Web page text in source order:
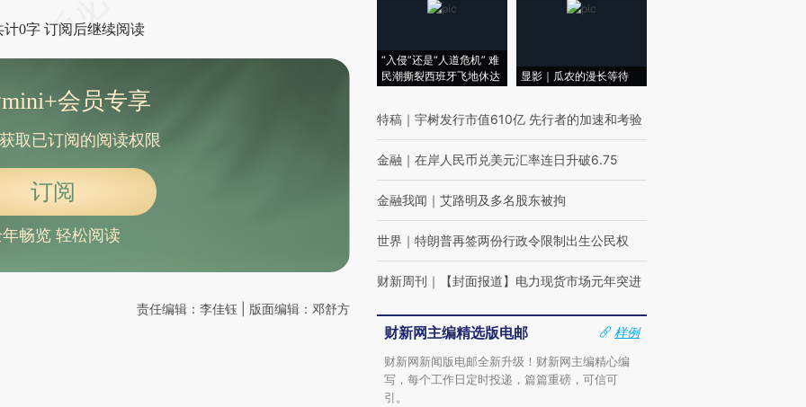
计0字 订阅后继续阅读
会员专享
取已订阅的阅读权限
订阅
畅览 轻松阅读
责任编辑：李佳钰 | 版面编辑：邓舒方
“入侵”还是“人道危机” 难
民潮撕裂西班牙飞地休达
显影｜瓜农的漫长等待
特稿 ｜ 宇树发行市值610亿 先行者的加速和考验
金融 ｜ 在岸人民币兑美元汇率连日升破6.75
金融我闻 ｜ 艾路明及多名股东被拘
世界 ｜ 特朗普再签两份行政令限制出生公民权
财新周刊 ｜ 【封面报道】电力现货市场元年突进
财新网主编精选版电邮
样例
财新网新闻版电邮全新升级！财新网主编精心编
写，每个工作日定时投递，篇篇重磅，可信可
引。